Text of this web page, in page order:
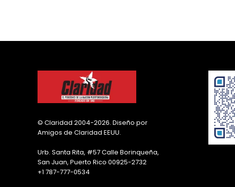
© Claridad 2004-2026. Diseño por
Amigos de Claridad EEUU.
Urb. Santa Rita, #57 Calle Borinqueña,
San Juan, Puerto Rico 00925-2732
+1 787-777-0534